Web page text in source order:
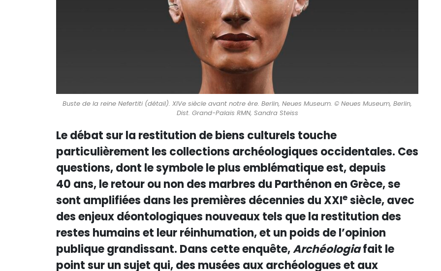
Buste de la reine Nefertiti (détail). XIVe siècle avant notre ère. Berlin, Neues Museum. © Neues Museum, Berlin,
Dist. Grand-Palais RMN, Sandra Steiss
Le débat sur la restitution de biens culturels touche
particulièrement les collections archéologiques occidentales. Ces
questions, dont le symbole le plus emblématique est, depuis
40 ans, le retour ou non des marbres du Parthénon en Grèce, se
sont amplifiées dans les premières décennies du XXIe siècle, avec
des enjeux déontologiques nouveaux tels que la restitution des
restes humains et leur réinhumation, et un poids de l’opinion
publique grandissant. Dans cette enquête,Archéologiafait le
point sur un sujet qui, des musées aux archéologues et aux